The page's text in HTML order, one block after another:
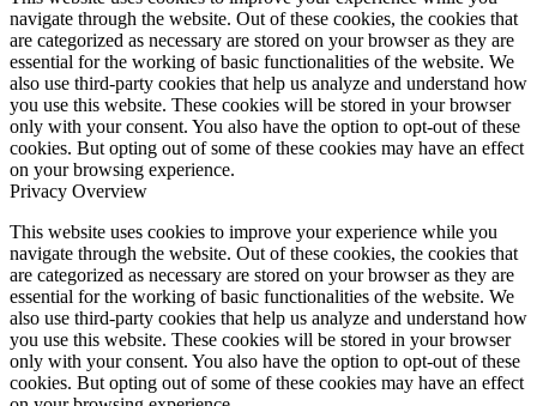
navigate through the website. Out of these cookies, the cookies that
are categorized as necessary are stored on your browser as they are
essential for the working of basic functionalities of the website. We
also use third-party cookies that help us analyze and understand how
you use this website. These cookies will be stored in your browser
only with your consent. You also have the option to opt-out of these
cookies. But opting out of some of these cookies may have an effect
on your browsing experience.
Privacy Overview
This website uses cookies to improve your experience while you
navigate through the website. Out of these cookies, the cookies that
are categorized as necessary are stored on your browser as they are
essential for the working of basic functionalities of the website. We
also use third-party cookies that help us analyze and understand how
you use this website. These cookies will be stored in your browser
only with your consent. You also have the option to opt-out of these
cookies. But opting out of some of these cookies may have an effect